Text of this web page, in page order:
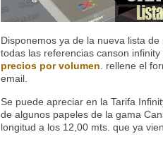
Disponemos ya de la nueva lista de
todas las referencias canson
precios por volumen . rellene el
email.
Se puede apreciar en la Tarifa
de algunos papeles de la gama
longitud a los 12,00 mts. que ya